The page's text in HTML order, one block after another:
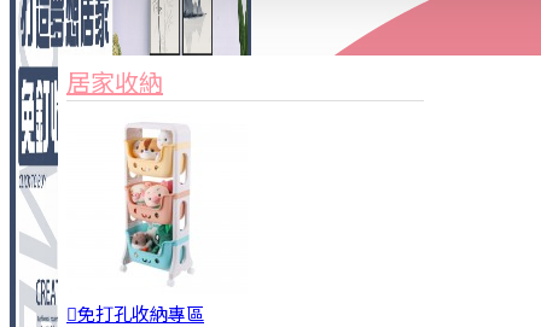
3C周邊
居家安全
居家清潔
查看更多
餐飲廚具
家俱&收納
居家收納
免打孔收納專區